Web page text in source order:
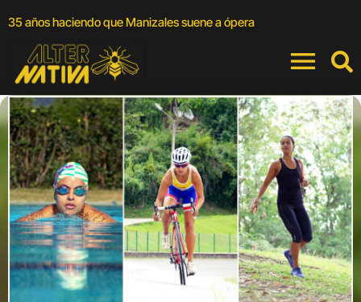
35 años haciendo que Manizales suene a ópera